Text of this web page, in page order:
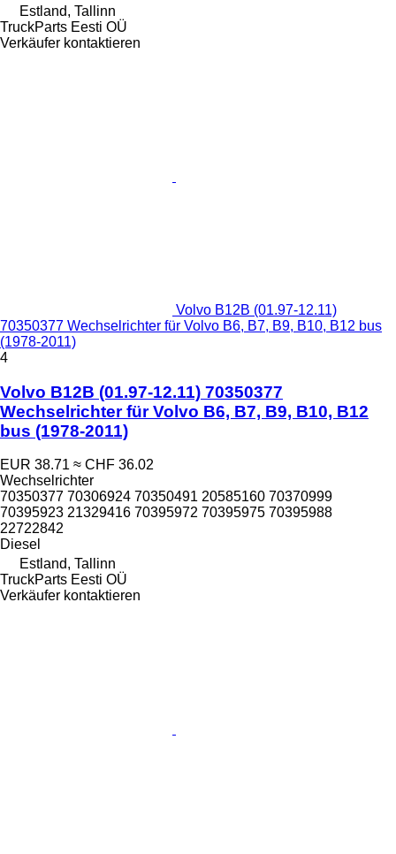
Estland, Tallinn
TruckParts Eesti OÜ
Verkäufer kontaktieren
Volvo B12B (01.97-12.11)
70350377 Wechselrichter für Volvo B6, B7, B9, B10, B12 bus
(1978-2011)
4
Volvo B12B (01.97-12.11) 70350377
Wechselrichter für Volvo B6, B7, B9, B10, B12
bus (1978-2011)
EUR 38.71 ≈ CHF 36.02
Wechselrichter
70350377 70306924 70350491 20585160 70370999
70395923 21329416 70395972 70395975 70395988
22722842
Diesel
Estland, Tallinn
TruckParts Eesti OÜ
Verkäufer kontaktieren